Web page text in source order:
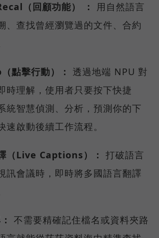
（回顧功能） ：
用自然語言
、查找曾經瀏覽過的文件、合約
點擊行動）： 透過地端 NPU 對
時理解，使用者只要按下快捷
統智慧偵測、分析，預測你的下
速啟動後續工作流程。
（Live Captions）： 打破語言
訊會議時，即時將多國語言翻譯
不需要精確記住檔名或資料夾路